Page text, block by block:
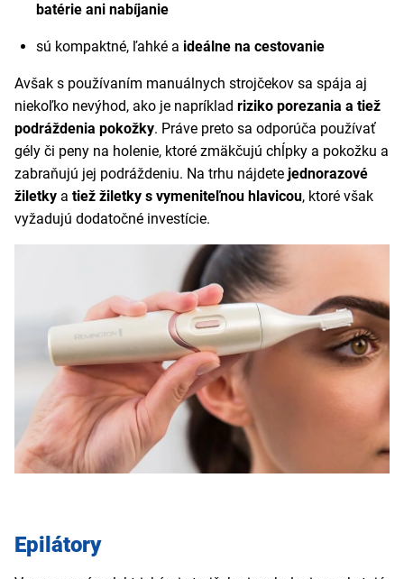
batérie ani nabíjanie
sú kompaktné, ľahké a ideálne na cestovanie
Avšak s používaním manuálnych strojčekov sa spája aj
niekoľko nevýhod, ako je napríklad riziko porezania a tiež
podráždenia pokožky. Práve preto sa odporúča používať
gély či peny na holenie, ktoré zmäkčujú chĺpky a pokožku a
zabraňujú jej podráždeniu. Na trhu nájdete jednorazové
žiletky a tiež žiletky s vymeniteľnou hlavicou, ktoré však
vyžadujú dodatočné investície.
Epilátory